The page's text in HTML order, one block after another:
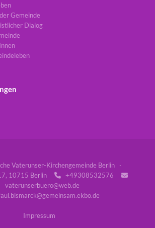
Gemeinde
Dialog
Vaterunser-Kirchengemeinde Berlin ·
10715 Berlin
 +49308532576 
vaterunserbuero@web.de
Impressum